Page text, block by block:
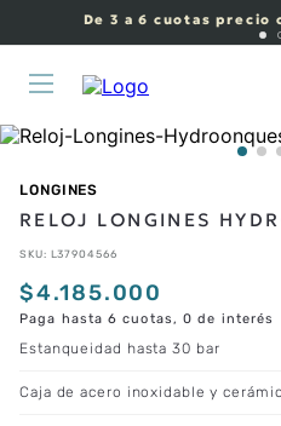
De 3 a 6 cuotas precio
LONGINES
RELOJ LONGINES
SKU: L37904566
$4.185.000
Paga hasta 6 cuotas, 0 de interés
Estanqueidad hasta 30 bar
Caja de acero inoxidable y